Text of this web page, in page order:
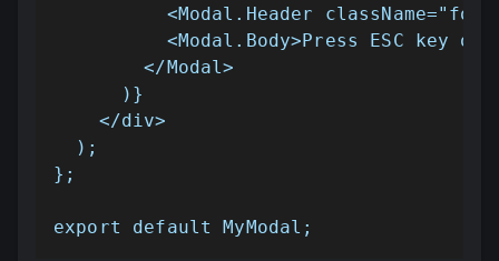
<Modal.Header
<Modal.Body>Press ESC key or
        </Modal>
      )}
    </div>
  );
};
export default MyModal;